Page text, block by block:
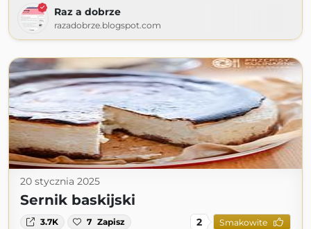
Raz a dobrze
razadobrze.blogspot.com
20 stycznia 2025
Sernik baskijski
3.7K 7 Zapisz 2 Smakowite